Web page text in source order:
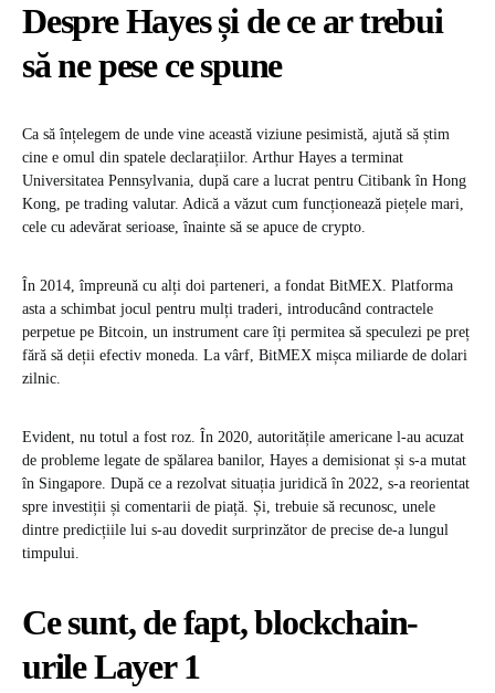
Despre Hayes și de ce ar trebui
să ne pese ce spune
Ca să înțelegem de unde vine această viziune pesimistă, ajută să știm
cine e omul din spatele declarațiilor. Arthur Hayes a terminat
Universitatea Pennsylvania, după care a lucrat pentru Citibank în Hong
Kong, pe trading valutar. Adică a văzut cum funcționează piețele mari,
cele cu adevărat serioase, înainte să se apuce de crypto.
În 2014, împreună cu alți doi parteneri, a fondat BitMEX. Platforma
asta a schimbat jocul pentru mulți traderi, introducând contractele
perpetue pe Bitcoin, un instrument care îți permitea să speculezi pe preț
fără să deții efectiv moneda. La vârf, BitMEX mișca miliarde de dolari
zilnic.
Evident, nu totul a fost roz. În 2020, autoritățile americane l-au acuzat
de probleme legate de spălarea banilor, Hayes a demisionat și s-a mutat
în Singapore. După ce a rezolvat situația juridică în 2022, s-a reorientat
spre investiții și comentarii de piață. Și, trebuie să recunosc, unele
dintre predicțiile lui s-au dovedit surprinzător de precise de-a lungul
timpului.
Ce sunt, de fapt, blockchain-
urile Layer 1